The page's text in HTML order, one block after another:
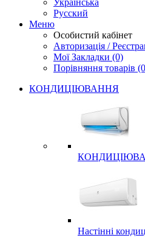
Українська
Русский
Меню
Особистий кабінет
Авторизація /
Мої Закладки (0)
Порівняння товарів
КОНДИЦІЮВАННЯ
Настінні